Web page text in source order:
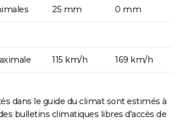
25 mm 0 mm
115 km/h 169 km/h
dans le guide du climat sont estimés à
bulletins climatiques libres d'accès de